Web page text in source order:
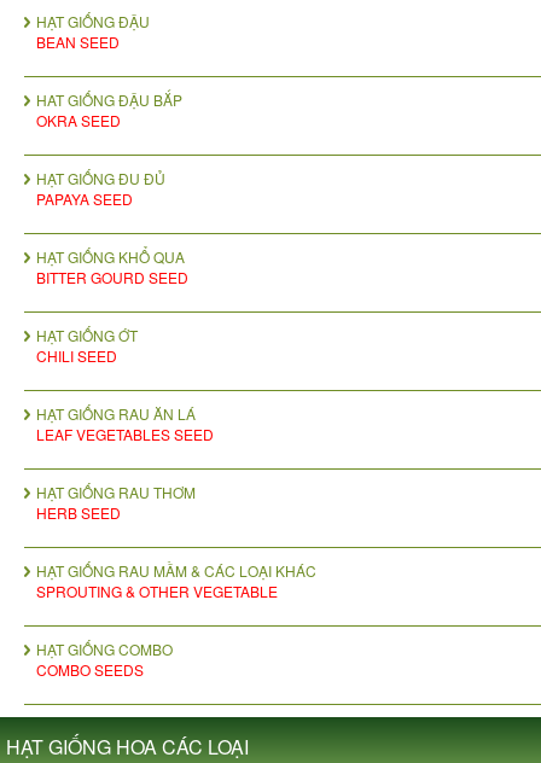
HẠT GIỐNG ĐẬU
BEAN SEED
HAT GIỐNG ĐẬU BẮP
OKRA SEED
HẠT GIỐNG ĐU ĐỦ
PAPAYA SEED
HẠT GIỐNG KHỔ QUA
BITTER GOURD SEED
HẠT GIỐNG ỚT
CHILI SEED
HẠT GIỐNG RAU ĂN LÁ
LEAF VEGETABLES SEED
HẠT GIỐNG RAU THƠM
HERB SEED
HẠT GIỐNG RAU MẦM & CÁC LOẠI KHÁC
SPROUTING & OTHER VEGETABLE
HẠT GIỐNG COMBO
COMBO SEEDS
HẠT GIỐNG HOA CÁC LOẠI